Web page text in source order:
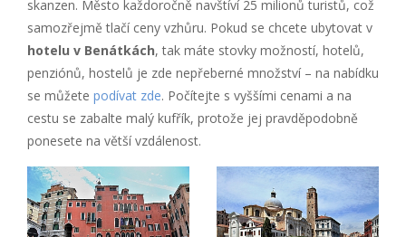
skanzen. Město každoročně navštíví 25 milionů turistů, což
samozřejmě tlačí ceny vzhůru. Pokud se chcete ubytovat v
hotelu v Benátkách, tak máte stovky možností, hotelů,
penziónů, hostelů je zde nepřeberné množství – na nabídku
se můžete podívat zde. Počítejte s vyššími cenami a na
cestu se zabalte malý kufřík, protože jej pravděpodobně
ponesete na větší vzdálenost.